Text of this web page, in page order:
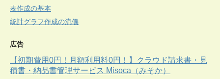
表作成の基本
統計グラフ作成の流儀
広告
【初期費用0円！月額利用料0円！】クラウド請求書・見
積書・納品書管理サービス Misoca（みそか）